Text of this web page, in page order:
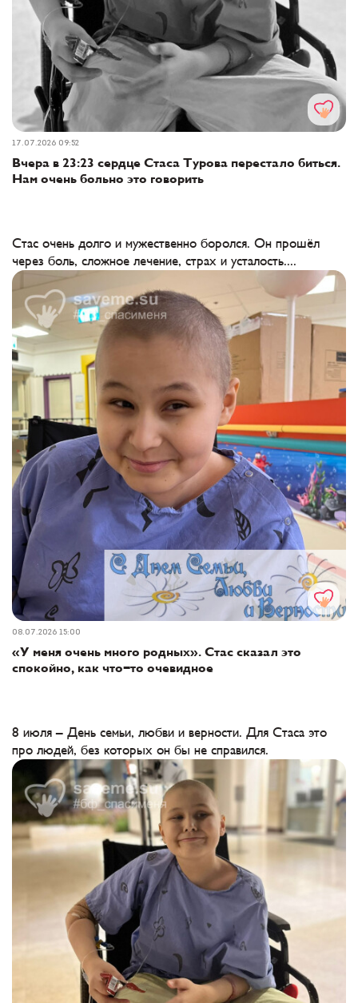
17.07.2026 09:52
Вчера в 23:23 сердце Стаса Турова перестало биться.
Нам очень больно это говорить
Стас очень долго и мужественно боролся. Он прошёл
через боль, сложное лечение, страх и усталость....
08.07.2026 15:00
«У меня очень много родных». Стас сказал это
спокойно, как что-то очевидное
8 июля – День семьи, любви и верности. Для Стаса это
про людей, без которых он бы не справился.